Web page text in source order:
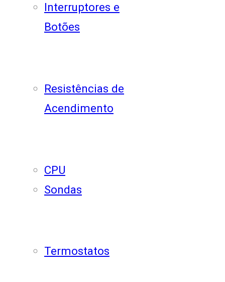
Interruptores e
Botões
Resistências de
Acendimento
CPU
Sondas
Termostatos